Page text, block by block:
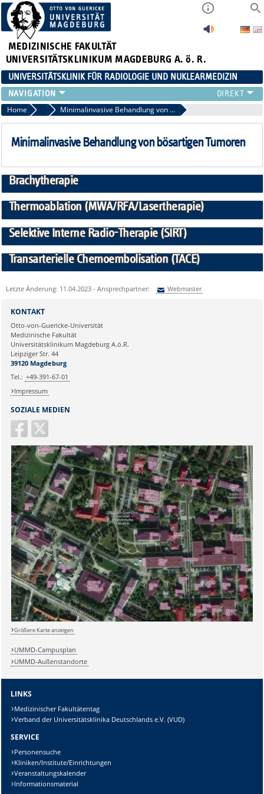
MEDIZINISCHE FAKULTÄT
UNIVERSITÄTSKLINIKUM MAGDEBURG A. ö. R.
UNIVERSITÄTSKLINIK FÜR RADIOLOGIE UND NUKLEARMEDIZIN
RADIOLOGIE
NUKLEARMEDIZIN
MIKROTHERAPIE
LEHRE
FORSCHUNG UND STUDIEN
Home Mikrotherapie Minimalinvasive Behandlung von bösartigen Tumoren
Minimalinvasive Behandlung von bösartigen Tumoren
Brachytherapie
Thermoablation (MWA/RFA/Lasertherapie)
Selektive Interne Radio-Therapie (SIRT)
Transarterielle Chemoembolisation (TACE)
Letzte Änderung: 11.04.2023 - Ansprechpartner: Webmaster
Ihre E-Mailadresse:
Ihr Anliegen:
Sicherheitsabfrage:
Lösung:
SOZIALE MEDIEN
KONTAKT
Otto-von-Guericke-Universität
Medizinische Fakultät
Universitätsklinikum Magdeburg A.ö.R.
Leipziger Str. 44
39120 Magdeburg
Tel.: +49-391-67-01
Impressum
Größere Karte anzeigen
UMMD-Campusplan
UMMD-Außenstandorte
LINKS
Medizinischer Fakultätentag
Verband der Universitätsklinika Deutschlands e.V. (VUD)
SERVICE
Personensuche
Kliniken/Institute/Einrichtungen
Veranstaltungskalender
Informationsmaterial